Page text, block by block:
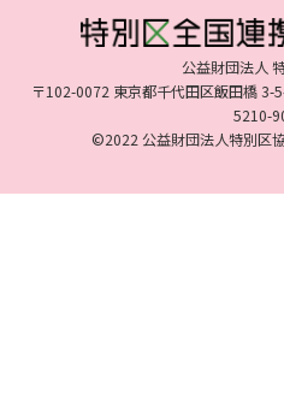
公益財団法人
〒102-0072 東京都千代田区飯田橋
5210-
©2022 公益財団法人特別区